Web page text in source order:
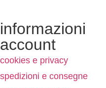
informazioni
account
cookies e privacy
spedizioni e consegne